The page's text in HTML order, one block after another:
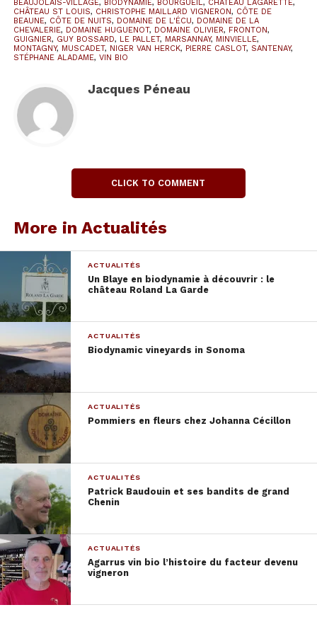
d’extraire toutes les subtilités
des différents terroirs de ce
magnifique vignoble tout en
Aladame n’est jamais à court
en œuf béton qui donnera un vin à découvrir
bientôt.
Guy Bossard , Muscadet
Muscadet–
Muscadet car les siens
cultivés en biodynamie
et qu’il faut savoir attendre. Guy, passionné d’Opéra
et Fred, son associé, composent à quatre mains, tel
cet élevage en amphores pour une belle envolée
lyrique.
Pierre Caslot, domaine de la Chevalerie, Bourgueil
Pierre Caslot, c’est
d’accompagnement :
BEAUJOLAIS-VILLAGE, BIODYNAMIE, BOURGUEIL, CHÂTEAU LAGARETTE,
CHÂTEAU ST LOUIS, CHRISTOPHE MAILLARD VIGNERON, CÔTE DE
BEAUNE, CÔTE DE NUITS, DOMAINE DE L'ÉCU, DOMAINE DE LA
CHEVALERIE, DOMAINE HUGUENOT, DOMAINE OLIVIER, FRONTON,
GUIGNIER, GUY BOSSARD, LE PALLET, MARSANNAY, MINVIELLE,
MONTAGNY, MUSCADET, NIGER VAN HERCK, PIERRE CASLOT, SANTENAY,
STÉPHANE ALADAME, VIN BIO
Jacques Péneau
CLICK TO COMMENT
More in Actualités
ACTUALITÉS
Un Blaye en biodynamie à découvrir : le
château Roland La Garde
ACTUALITÉS
Biodynamic vineyards in Sonoma
ACTUALITÉS
Pommiers en fleurs chez Johanna Cécillon
ACTUALITÉS
Patrick Baudouin et ses bandits de grand
Chenin
ACTUALITÉS
Agarrus vin bio l’histoire du facteur devenu
vigneron